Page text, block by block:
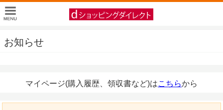
お知らせ
マイページ(購入履歴、領収書など)はこちらから